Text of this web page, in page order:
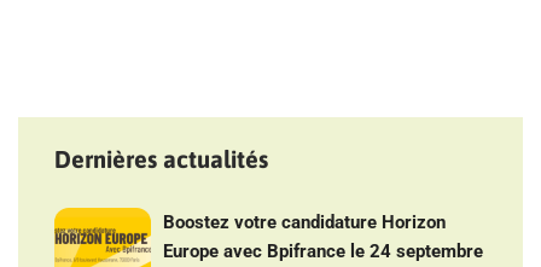
Dernières actualités
Boostez votre candidature Horizon
Europe avec Bpifrance le 24 septembre